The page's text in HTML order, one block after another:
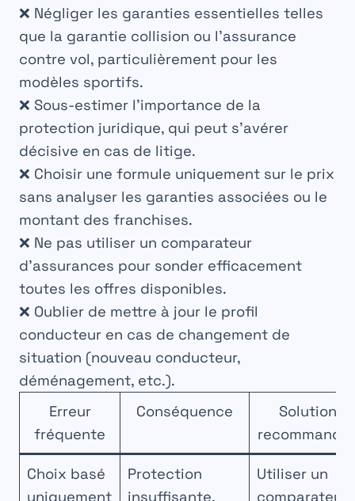
❌ Négliger les garanties essentielles telles
que la garantie collision ou l’assurance
contre vol, particulièrement pour les
modèles sportifs.
❌ Sous-estimer l’importance de la
protection juridique, qui peut s’avérer
décisive en cas de litige.
❌ Choisir une formule uniquement sur le prix
sans analyser les garanties associées ou le
montant des franchises.
❌ Ne pas utiliser un comparateur
d’assurances pour sonder efficacement
toutes les offres disponibles.
❌ Oublier de mettre à jour le profil
conducteur en cas de changement de
situation (nouveau conducteur,
déménagement, etc.).
Erreur
fréquente
Conséquence
Solution
Choix basé
uniquement
Protection
insuffisante,
Utiliser un
comparateur